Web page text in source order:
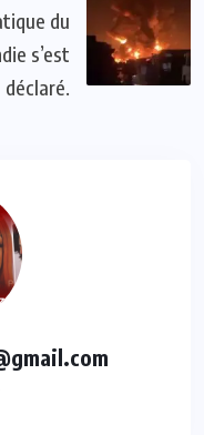
du
s’est
déclaré.